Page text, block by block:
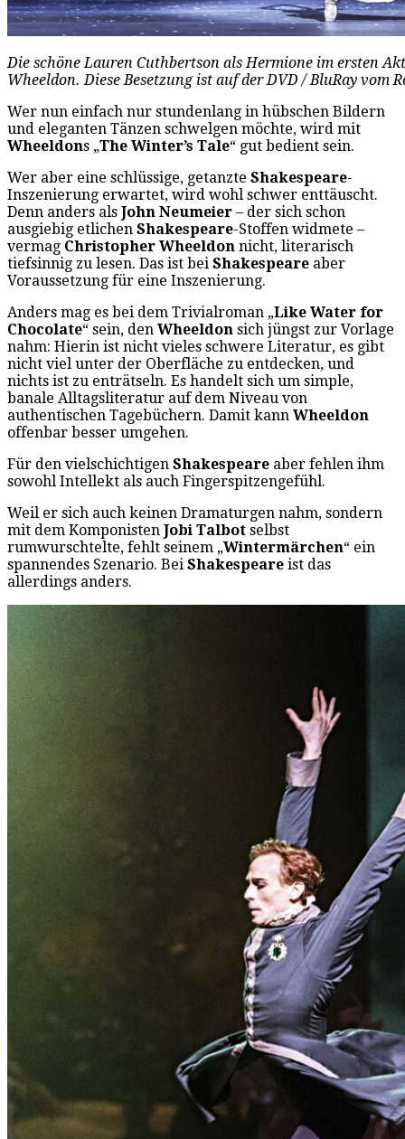
Die schöne Lauren Cuthbertson als Hermione im ersten
Wheeldon. Diese Besetzung ist auf der DVD / BluRay vom
Wer nun einfach nur stundenlang in hübschen Bildern
und eleganten Tänzen schwelgen möchte, wird mit
Wheeldons „The Winter’s Tale“ gut bedient sein.
Wer aber eine schlüssige, getanzte Shakespeare-
Inszenierung erwartet, wird wohl schwer enttäuscht.
Denn anders als John Neumeier – der sich schon
ausgiebig etlichen Shakespeare-Stoffen widmete –
vermag Christopher Wheeldon nicht, literarisch
tiefsinnig zu lesen. Das ist bei Shakespeare aber
Voraussetzung für eine Inszenierung.
Anders mag es bei dem Trivialroman „Like Water for
Chocolate“ sein, den Wheeldon sich jüngst zur Vorlage
nahm: Hierin ist nicht vieles schwere Literatur, es gibt
nicht viel unter der Oberfläche zu entdecken, und
nichts ist zu enträtseln. Es handelt sich um simple,
banale Alltagsliteratur auf dem Niveau von
authentischen Tagebüchern. Damit kann Wheeldon
offenbar besser umgehen.
Für den vielschichtigen Shakespeare aber fehlen ihm
sowohl Intellekt als auch Fingerspitzengefühl.
Weil er sich auch keinen Dramaturgen nahm, sondern
mit dem Komponisten Jobi Talbot selbst
rumwurschtelte, fehlt seinem „Wintermärchen“ ein
spannendes Szenario. Bei Shakespeare ist das
allerdings anders.